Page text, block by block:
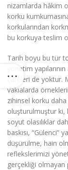
nizamlarda hâkim
korku
korkularından
bu korkuya teslim
Tarih boyu bu tür
yönetim
çareleri de yoktur.
vakıalarda
zihinsel korku daha
oluşturulmuştur ki,
soyut olasılıklar
baskısı, “Gülenci”
düşürülme, hain
reflekslerimizi
gerçekliği olmayan